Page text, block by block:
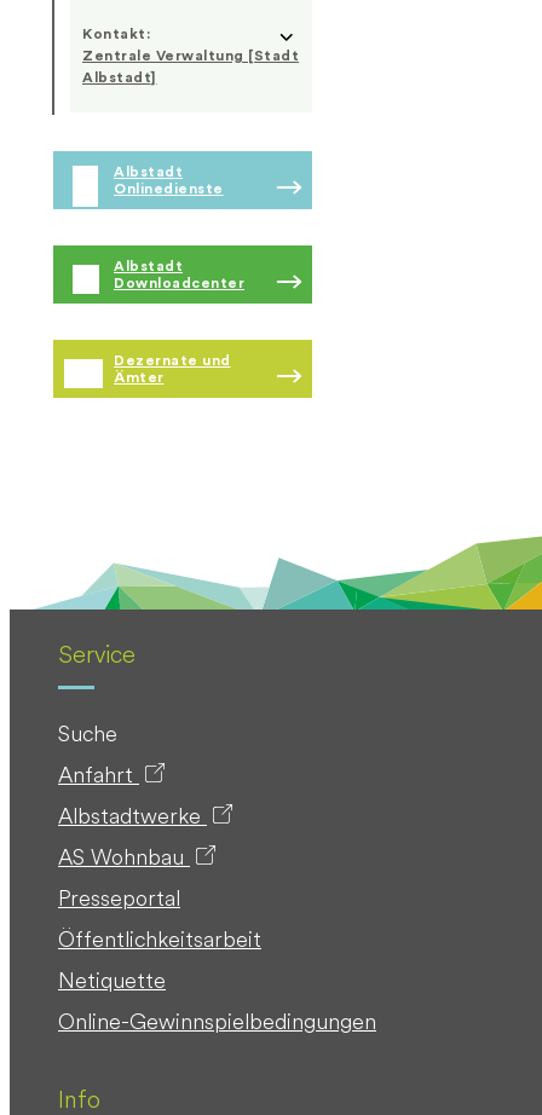
Kontakt:
Zentrale Verwaltung [Stadt
Albstadt]
Albstadt
Onlinedienste
Albstadt
Downloadcenter
Dezernate und
Ämter
Service
Suche
Anfahrt
Albstadtwerke
AS Wohnbau
Presseportal
Öffentlichkeitsarbeit
Netiquette
Online-Gewinnspielbedingungen
Info